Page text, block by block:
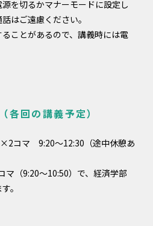
を切るかマナーモードに設定し
はご遠慮ください。
ことがあるので、講義時には電
各回の講義予定）
コマ 9:20～12:30（途中休憩あ
マ（9:20～10:50）で、経済学部
。